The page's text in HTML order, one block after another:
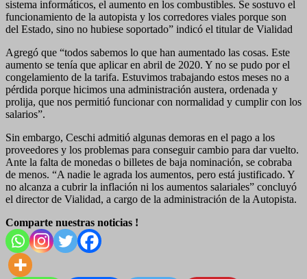
sistema informáticos, el aumento en los combustibles. Se sostuvo el
funcionamiento de la autopista y los corredores viales porque son
del Estado, sino no hubiese soportado” indicó el titular de Vialidad
Agregó que “todos sabemos lo que han aumentado las cosas. Este
aumento se tenía que aplicar en abril de 2020. Y no se pudo por el
congelamiento de la tarifa. Estuvimos trabajando estos meses no a
pérdida porque hicimos una administración austera, ordenada y
prolija, que nos permitió funcionar con normalidad y cumplir con los
salarios”.
Sin embargo, Ceschi admitió algunas demoras en el pago a los
proveedores y los problemas para conseguir cambio para dar vuelto.
Ante la falta de monedas o billetes de baja nominación, se cobraba
de menos. “A nadie le agrada los aumentos, pero está justificado. Y
no alcanza a cubrir la inflación ni los aumentos salariales” concluyó
el director de Vialidad, a cargo de la administración de la Autopista.
Comparte nuestras noticias !